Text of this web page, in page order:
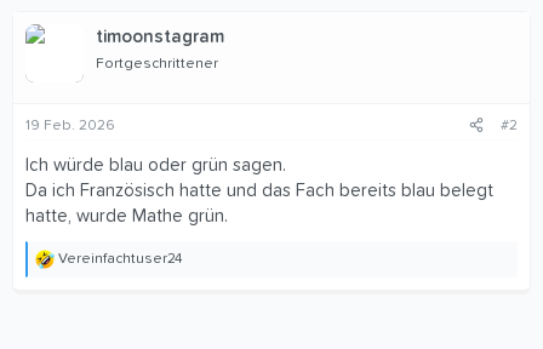
timoonstagram
Fortgeschrittener
19 Feb. 2026 #2
Ich würde blau oder grün sagen.
Da ich Französisch hatte und das Fach bereits blau belegt
hatte, wurde Mathe grün.
R
Vereinfachtuser24